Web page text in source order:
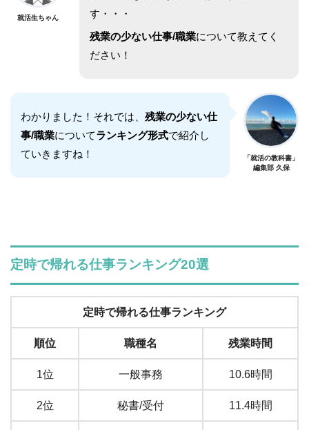
就活生ちゃん
す・・・
残業の少ない仕事/職業について教えてく
ださい！
わかりました！それでは、 残業の少ない仕
事/職業についてランキング形式で紹介し
ていきますね！
「就活の教科書」
編集部 久保
定時で帰れる仕事ランキング20選
定時で帰れる仕事ランキング
順位 職種名 残業時間
1位 一般事務 10.6時間
2位 秘書/受付 11.4時間